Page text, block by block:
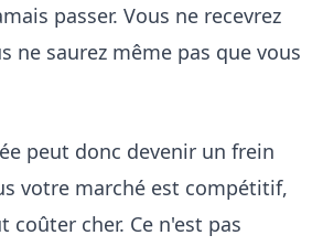
passer. Vous ne recevrez
ne saurez même pas que vous
peut donc devenir un frein
votre marché est compétitif,
coûter cher. Ce n'est pas